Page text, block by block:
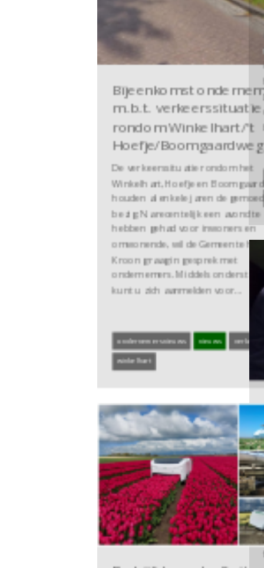
Zomeruitje Bedrijvengroep
Niedorp
Traditiegetrouw vangt de BGN start van
de zomer aan met het Zomer Uitje.
Dit jaar verwelkomen we jullie graag
op Woe 19 Juni om 20:00 bij De Hooghe
Heren in Hoogwoud
De avond zal plaatsvinden in
de Hofweide. De sfeervol ingerichte
buitenruimte is volledig…
ondernemersnieuws
Siem Jan Schenk - Ridder in
de Orde van Oranje-Nassau